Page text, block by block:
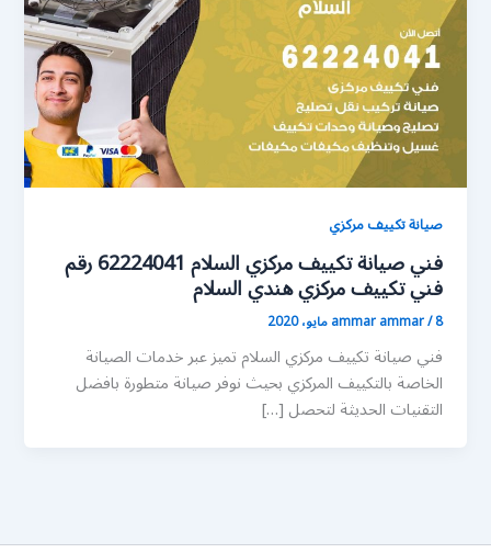
صيانة تكييف مركزي
فني صيانة تكييف مركزي السلام 62224041 رقم
فني تكييف مركزي هندي السلام
ammar ammar/8 مايو، 2020
فني صيانة تكييف مركزي السلام تميز عبر خدمات الصيانة
الخاصة بالتكييف المركزي بحيث نوفر صيانة متطورة بافضل
التقنيات الحديثة لتحصل […]